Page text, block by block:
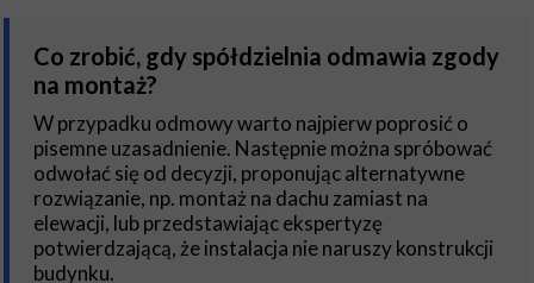
Co zrobić, gdy spółdzielnia odmawia zgody
na montaż?
W przypadku odmowy warto najpierw poprosić o
pisemne uzasadnienie. Następnie można spróbować
odwołać się od decyzji, proponując alternatywne
rozwiązanie, np. montaż na dachu zamiast na
elewacji, lub przedstawiając ekspertyzę
potwierdzającą, że instalacja nie naruszy konstrukcji
budynku.